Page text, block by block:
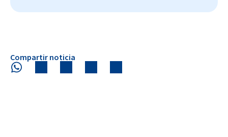
Compartir noticia